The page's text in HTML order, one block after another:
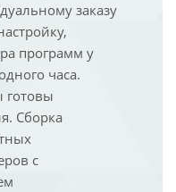
заказу
программ у
часа.
готовы
Сборка
с